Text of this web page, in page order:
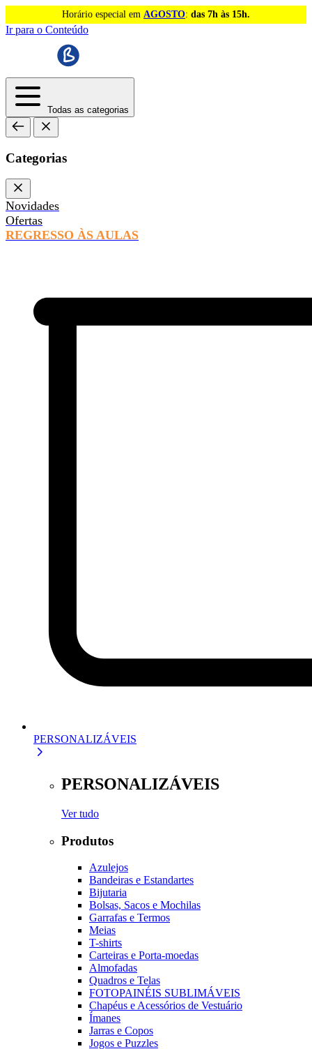
Horário especial em AGOSTO: das 7h às 15h.
Ir para o Conteúdo
Todas as categorias
Categorias
Novidades
Ofertas
REGRESSO ÀS AULAS
PERSONALIZÁVEIS
PERSONALIZÁVEIS
Ver tudo
Produtos
Azulejos
Bandeiras e Estandartes
Bijutaria
Bolsas, Sacos e Mochilas
Garrafas e Termos
Meias
T-shirts
Carteiras e Porta-moedas
Almofadas
Quadros e Telas
FOTOPAINÉIS SUBLIMÁVEIS
Chapéus e Acessórios de Vestuário
Ímanes
Jarras e Copos
Jogos e Puzzles